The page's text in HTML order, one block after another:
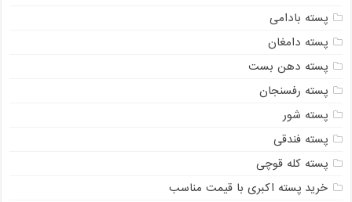
پسته بادامی
پسته دامغان
پسته دهن بست
پسته رفسنجان
پسته شور
پسته فندقی
پسته کله قوچی
خرید پسته اکبری با قیمت مناسب